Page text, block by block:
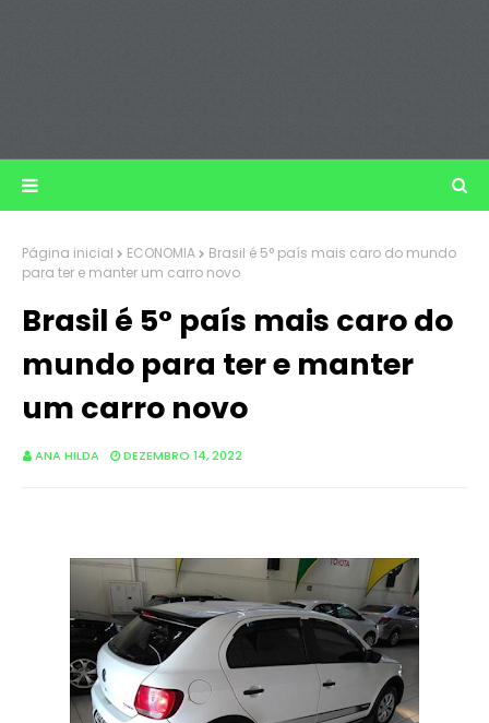
Página inicial ECONOMIA
Brasil é 5° país mais caro do mundo
para ter e manter um carro novo
Brasil é 5° país mais caro do
mundo para ter e manter
um carro novo
ANA HILDA DEZEMBRO 14, 2022